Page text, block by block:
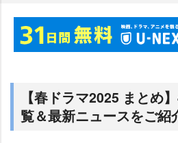
【春ドラマ2025 まとめ
覧＆最新ニュースをご紹